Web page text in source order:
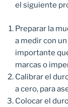
el siguiente
Preparar la
a medir con
importante
marcas o
Calibrar el
a cero, para
Colocar el